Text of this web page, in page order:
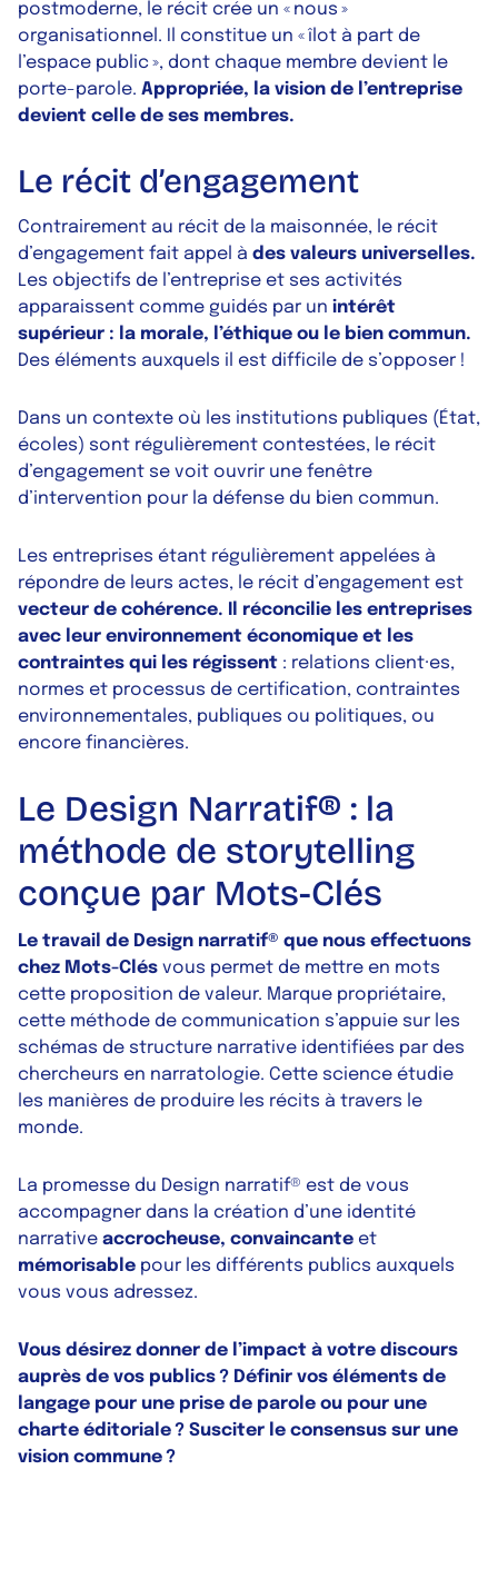
postmoderne, le récit crée un « nous »
organisationnel. Il constitue un « îlot à part de
l’espace public », dont chaque membre devient le
porte-parole. Appropriée, la vision de l’entreprise
devient celle de ses membres.
Le récit d’engagement
Contrairement au récit de la maisonnée, le récit
d’engagement fait appel à des valeurs universelles.
Les objectifs de l’entreprise et ses activités
apparaissent comme guidés par un intérêt
supérieur : la morale, l’éthique ou le bien commun.
Des éléments auxquels il est difficile de s’opposer !
Dans un contexte où les institutions publiques (État,
écoles) sont régulièrement contestées, le récit
d’engagement se voit ouvrir une fenêtre
d’intervention pour la défense du bien commun.
Les entreprises étant régulièrement appelées à
répondre de leurs actes, le récit d’engagement est
vecteur de cohérence. Il réconcilie les entreprises
avec leur environnement économique et les
contraintes qui les régissent : relations client·es,
normes et processus de certification, contraintes
environnementales, publiques ou politiques, ou
encore financières.
Le Design Narratif® : la
méthode de storytelling
conçue par Mots-Clés
Le travail de Design narratif® que nous effectuons
chez Mots-Clés vous permet de mettre en mots
cette proposition de valeur. Marque propriétaire,
cette méthode de communication s’appuie sur les
schémas de structure narrative identifiées par des
chercheurs en narratologie. Cette science étudie
les manières de produire les récits à travers le
monde.
La promesse du Design narratif® est de vous
accompagner dans la création d’une identité
narrative accrocheuse, convaincante et
mémorisable pour les différents publics auxquels
vous vous adressez.
Vous désirez donner de l’impact à votre discours
auprès de vos publics ? Définir vos éléments de
langage pour une prise de parole ou pour une
charte éditoriale ? Susciter le consensus sur une
vision commune ?